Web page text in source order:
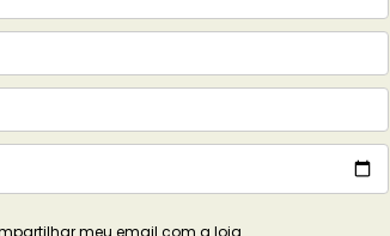
Exibindo 1-16 de 16 produtos